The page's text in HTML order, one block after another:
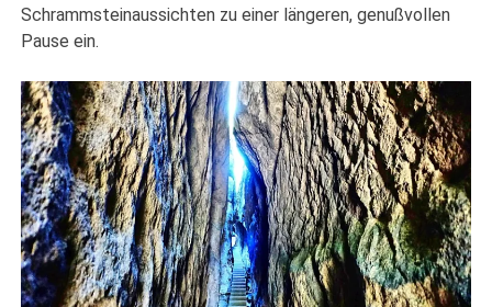
Schrammsteinaussichten zu einer längeren, genußvollen
Pause ein.